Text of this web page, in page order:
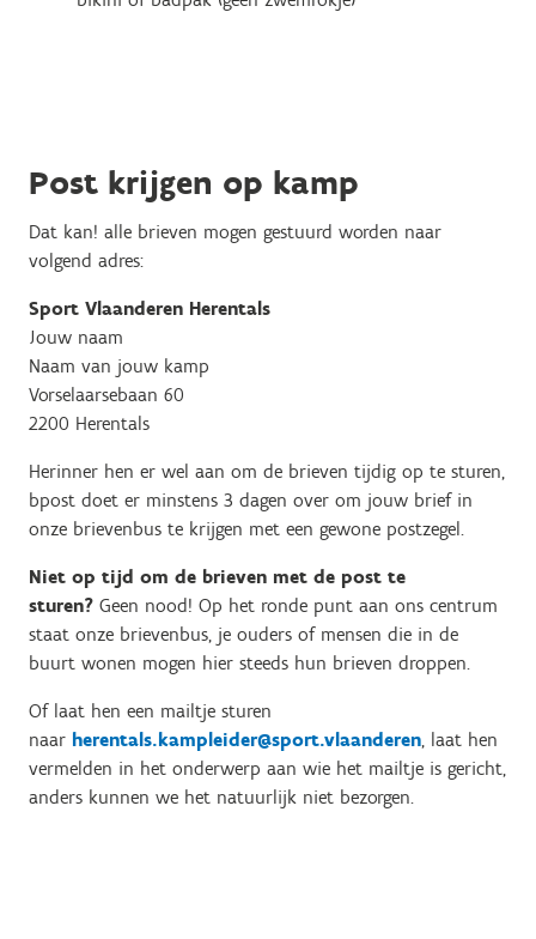
Post krijgen op kamp
Dat kan! alle brieven mogen gestuurd worden naar
volgend adres:
Sport Vlaanderen Herentals
Jouw naam
Naam van jouw kamp
Vorselaarsebaan 60
2200 Herentals
Herinner hen er wel aan om de brieven tijdig op te sturen,
bpost doet er minstens 3 dagen over om jouw brief in
onze brievenbus te krijgen met een gewone postzegel.
Niet op tijd om de brieven met de post te
sturen? Geen nood! Op het ronde punt aan ons centrum
staat onze brievenbus, je ouders of mensen die in de
buurt wonen mogen hier steeds hun brieven droppen.
Of laat hen een mailtje sturen
naar herentals.kampleider@sport.vlaanderen, laat hen
vermelden in het onderwerp aan wie het mailtje is gericht,
anders kunnen we het natuurlijk niet bezorgen.